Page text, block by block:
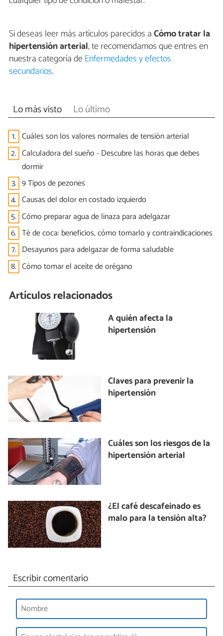
Si deseas leer más artículos parecidos aCómo tratar la
hipertensión arterial, te recomendamos que entres en
nuestra categoría deEnfermedades y efectos
secundarios.
Lo más visto Lo último
1. Cuáles son los valores normales de tensión arterial
2. Calculadora del sueño - Descubre las horas que debes
dormir
3. 9 Tipos de pezones
4. Causas del dolor en costado izquierdo
5. Cómo preparar agua de linaza para adelgazar
6. Té de coca: beneficios, cómo tomarlo y contraindicaciones
7. Desayunos para adelgazar de forma saludable
8. Cómo tomar el aceite de orégano
Artículos relacionados
A quién afecta la
hipertensión
Claves para prevenir la
hipertensión
Cuáles son los riesgos de la
hipertensión arterial
¿El café descafeinado es
malo para la tensión alta?
Escribir comentario